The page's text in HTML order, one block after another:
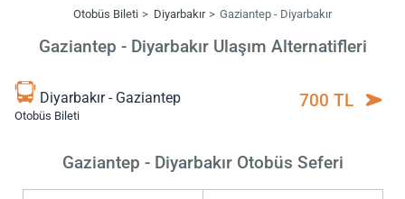
Otobüs Bileti Diyarbakır Gaziantep - Diyarbakır
Gaziantep - Diyarbakır Ulaşım Alternatifleri
Diyarbakır - Gaziantep
Otobüs Bileti
700 TL
Gaziantep - Diyarbakır Otobüs Seferi